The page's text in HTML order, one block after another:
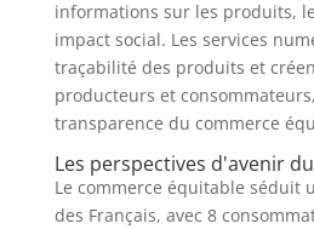
informations sur les produits,
impact social. Les services
traçabilité des produits et
producteurs et
transparence du commerce
Les perspectives d'avenir
Le commerce équitable séduit
des Français, avec 8